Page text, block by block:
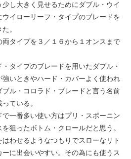
し大きく見せるためにダブル・ウイ
イローリーフ・タイプのブレードを
。
タイプを３／１６から１オンスまで
タイプのブレードを用いたダブル・
いときやハード・カバーよく使われ
ル・コロラド・ブレードと言う名前
ている。
一番多い使い方はプリ・スポーニン
狙ったボトム・クロールだと思う。
わせるようなつもりでスローなリト
に出会いやすい。その為にも使うス